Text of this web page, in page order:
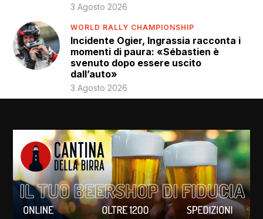
3 Agosto 2026
WORLD RALLY CHAMPIONSHIP
Incidente Ogier, Ingrassia racconta i
momenti di paura: «Sébastien è
svenuto dopo essere uscito
dall’auto»
3 Agosto 2026